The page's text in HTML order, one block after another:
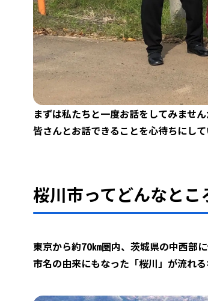
まずは私たちと一度お話をしてみません
皆さんとお話できることを心待ちにして
桜川市ってどんなとこ
東京から約70㎞圏内、茨城県の中西部
市名の由来にもなった「桜川」が流れ